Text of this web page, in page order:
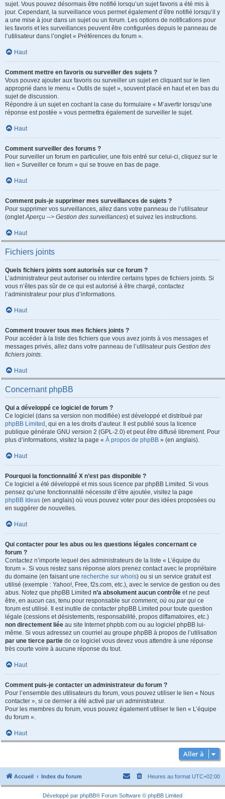
sujet. Vous pouvez désormais être notifié lorsqu’un sujet favoris a été mis à
jour. Cependant, la surveillance vous permet également d’être notifié lorsqu’il y
a une mise à jour dans un sujet ou un forum. Les options de notifications pour
les favoris et les surveillances peuvent être configurées depuis le panneau de
l’utilisateur dans l’onglet « Préférences du forum ».
Haut
Comment mettre en favoris ou surveiller des sujets ?
Vous pouvez ajouter aux favoris ou surveiller un sujet en cliquant sur le lien
approprié dans le menu « Outils de sujet », souvent placé en haut et en bas du
sujet de discussion.
Répondre à un sujet en cochant la case du formulaire « M’avertir lorsqu’une
réponse est postée » vous permettra également de surveiller le sujet.
Haut
Comment surveiller des forums ?
Pour surveiller un forum en particulier, une fois entré sur celui-ci, cliquez sur le
lien « Surveiller ce forum » qui se trouve en bas de page.
Haut
Comment puis-je supprimer mes surveillances de sujets ?
Pour supprimer vos surveillances, allez dans votre panneau de l’utilisateur
(ongletAperçu --> Gestion des surveillances) et suivez les instructions.
Haut
Fichiers joints
Quels fichiers joints sont autorisés sur ce forum ?
L’administrateur peut autoriser ou interdire certains types de fichiers joints. Si
vous n’êtes pas sûr de ce qui est autorisé à être chargé, contactez
l’administrateur pour plus d’informations.
Haut
Comment trouver tous mes fichiers joints ?
Pour accéder à la liste des fichiers que vous avez joints à vos messages et
messages privés, allez dans votre panneau de l’utilisateur puis Gestion des
fichiers joints.
Haut
Concernant phpBB
Qui a développé ce logiciel de forum ?
Ce logiciel (dans sa version non modifiée) est développé et distribué par
phpBB Limited , qui en a les droits d’auteur. Il est publié sous la licence
publique générale GNU version 2 (GPL-2.0) et peut être diffusé librement. Pour
plus d’informations, visitez la page « À propos de phpBB » (en anglais).
Haut
Pourquoi la fonctionnalité X n’est pas disponible ?
Ce logiciel a été développé et mis sous licence par phpBB Limited. Si vous
pensez qu’une fonctionnalité nécessite d’être ajoutée, visitez la page
phpBB Ideas (en anglais) où vous pouvez voter pour des idées proposées ou
en suggérer de nouvelles.
Haut
Qui contacter pour les abus ou les questions légales concernant ce
forum ?
Contactez n’importe lequel des administrateurs de la liste « L’équipe du
forum ». Si vous restez sans réponse alors prenez contact avec le propriétaire
du domaine (en faisant une recherche sur whois) ou si un service gratuit est
utilisé (exemple : Yahoo!, Free, f2s.com, etc.), avec le service de gestion ou des
abus. Notez que phpBB Limited n’a absolument aucun contrôle et ne peut
être, en aucun cas, tenu pour responsable sur comment, où ou par qui ce
forum est utilisé. Il est inutile de contacter phpBB Limited pour toute question
légale (cessions et désistements, responsabilité, propos diffamatoires, etc.)
non directement liée au site Internet phpbb.com ou au logiciel phpBB lui-
même. Si vous adressez un courriel au groupe phpBB à propos de l’utilisation
par une tierce partie de ce logiciel vous devez vous attendre à une réponse
très courte voire à aucune réponse du tout.
Haut
Comment puis-je contacter un administrateur du forum ?
Pour l’ensemble des utilisateurs du forum, vous pouvez utiliser le lien « Nous
contacter », si ce dernier a été activé par un administrateur.
Pour les membres du forum, vous pouvez également utiliser le lien « L’équipe
du forum ».
Haut
Aller à
Accueil Index du forum Heures au format UTC+02:00
Développé par phpBB® Forum Software © phpBB Limited